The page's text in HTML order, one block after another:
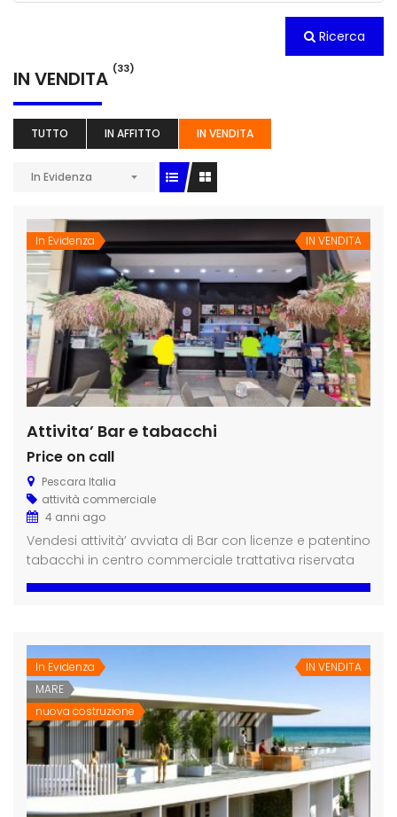
Ricerca
IN VENDITA (33)
TUTTO IN AFFITTO IN VENDITA
In Evidenza
In Evidenza IN VENDITA
Attivita’ Bar e tabacchi
Price on call
Pescara Italia
attività commerciale
4 anni ago
Vendesi attività’ avviata di Bar con licenze e patentino
tabacchi in centro commerciale trattativa riservata
In Evidenza
MARE
nuova costruzione
IN VENDITA